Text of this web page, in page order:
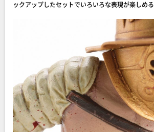
ックアップしたセットでいろいろな表現が楽しめる